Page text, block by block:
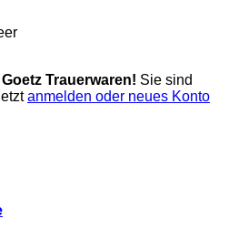
Trauerwaren! Sie sind
anmelden oder neues Konto